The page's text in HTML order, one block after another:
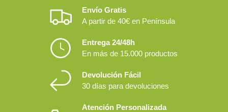
Envío Gratis
A partir de 40€ en Península
Entrega 24/48h
En más de 15.000 productos
Devolución Fácil
30 días para devoluciones
Atención Personalizada